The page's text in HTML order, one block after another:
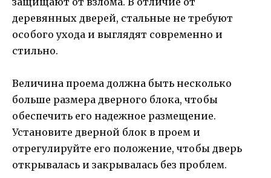
деревянных дверей, стальные не требуют
особого ухода и выглядят современно и
стильно.
Величина проема должна быть несколько
больше размера дверного блока, чтобы
обеспечить его надежное размещение.
Установите дверной блок в проем и
отрегулируйте его положение, чтобы дверь
открывалась и закрывалась без проблем.